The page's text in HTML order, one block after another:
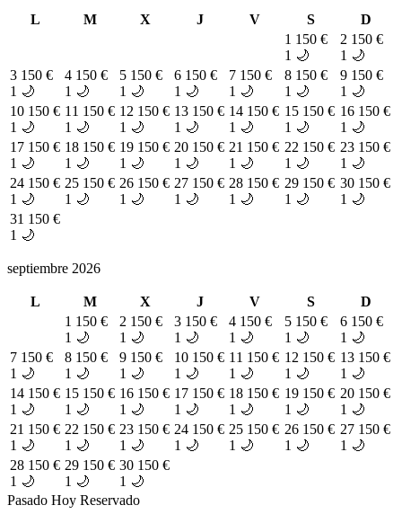
L M X J V S
D
1 150 €
1 🌙
2 150 €
1 🌙
3 150 €
1 🌙
4 150 €
1 🌙
5 150 €
1 🌙
6 150 €
1 🌙
7 150 €
1 🌙
8 150 €
1 🌙
9 150 €
1 🌙
10 150 €
1 🌙
11 150 €
1 🌙
12 150 €
1 🌙
13 150 €
1 🌙
14 150 €
1 🌙
15 150 €
1 🌙
16 150 €
1 🌙
17 150 €
1 🌙
18 150 €
1 🌙
19 150 €
1 🌙
20 150 €
1 🌙
21 150 €
1 🌙
22 150 €
1 🌙
23 150 €
1 🌙
24 150 €
1 🌙
25 150 €
1 🌙
26 150 €
1 🌙
27 150 €
1 🌙
28 150 €
1 🌙
29 150 €
1 🌙
30 150 €
1 🌙
31 150 €
1 🌙
septiembre 2026
L M X J V S
D
1 150 €
1 🌙
2 150 €
1 🌙
3 150 €
1 🌙
4 150 €
1 🌙
5 150 €
1 🌙
6 150 €
1 🌙
7 150 €
1 🌙
8 150 €
1 🌙
9 150 €
1 🌙
10 150 €
1 🌙
11 150 €
1 🌙
12 150 €
1 🌙
13 150 €
1 🌙
14 150 €
1 🌙
15 150 €
1 🌙
16 150 €
1 🌙
17 150 €
1 🌙
18 150 €
1 🌙
19 150 €
1 🌙
20 150 €
1 🌙
21 150 €
1 🌙
22 150 €
1 🌙
23 150 €
1 🌙
24 150 €
1 🌙
25 150 €
1 🌙
26 150 €
1 🌙
27 150 €
1 🌙
28 150 €
1 🌙
29 150 €
1 🌙
30 150 €
1 🌙
Pasado Hoy Reservado